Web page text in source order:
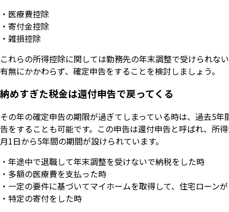
・医療費控除
・寄付金控除
・雑損控除
これらの所得控除に関しては勤務先の年末調整で受けられな
有無にかかわらず、確定申告をすることを検討しましょう。
納めすぎた税金は還付申告で戻ってくる
その年の確定申告の期限が過ぎてしまっている時は、過去5年
告をすることも可能です。この申告は還付申告と呼ばれ、所
月1日から5年間の期間が設けられています。
・年途中で退職して年末調整を受けないで納税をした時
・多額の医療費を支払った時
・一定の要件に基づいてマイホームを取得して、住宅ローン
・特定の寄付をした時